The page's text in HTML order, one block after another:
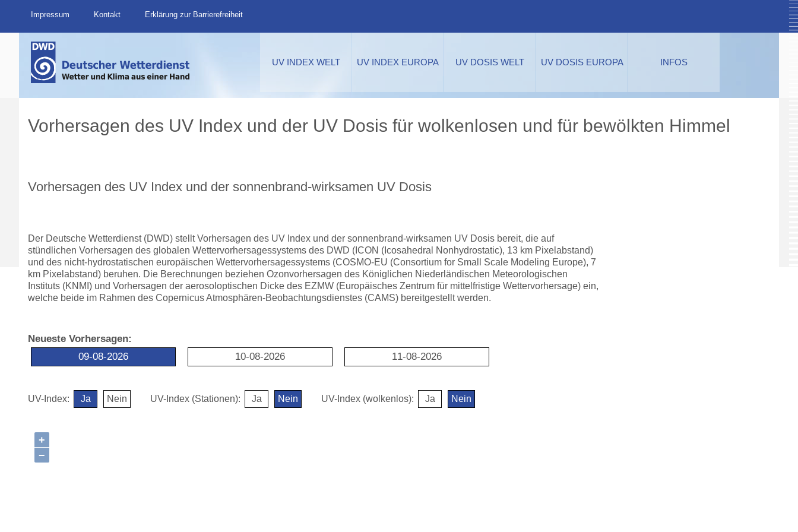
Impressum Kontakt Erklärung zur Barrierefreiheit
UV INDEX WELT UV INDEX EUROPA UV DOSIS WELT UV DOSIS EUROPA INFOS
Vorhersagen des UV Index und der UV Dosis für wolkenlosen und für bewölkten Himmel
Vorhersagen des UV Index und der sonnenbrand-wirksamen UV Dosis
Der Deutsche Wetterdienst (DWD) stellt Vorhersagen des UV Index und der sonnenbrand-wirksamen UV Dosis bereit, die auf
stündlichen Vorhersagen des globalen Wettervorhersagessystems des DWD (ICON (Icosahedral Nonhydrostatic), 13 km Pixelabstand)
und des nicht-hydrostatischen europäischen Wettervorhersagessystems (COSMO-EU (Consortium for Small Scale Modeling Europe), 7
km Pixelabstand) beruhen. Die Berechnungen beziehen Ozonvorhersagen des Königlichen Niederländischen Meteorologischen
Instituts (KNMI) und Vorhersagen der aerosoloptischen Dicke des EZMW (Europäisches Zentrum für mittelfristige Wettervorhersage) ein,
welche beide im Rahmen des Copernicus Atmosphären-Beobachtungsdienstes (CAMS) bereitgestellt werden.
Neueste Vorhersagen:
09-08-2026
10-08-2026 11-08-2026
UV-Index: Ja Nein UV-Index (Stationen): Ja Nein UV-Index (wolkenlos): Ja Nein
+
−